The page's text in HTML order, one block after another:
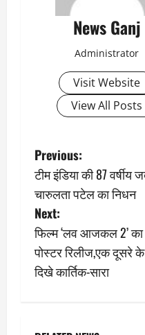
News Ganj
Administrator
Visit Website
View All Posts
P
o
s
t
n
Previous:
टीम इंडिया की 87 वर्षीय
चारुलता पटेल का निधन
Next:
फिल्म ‘लव आजकल 2’ का
पोस्टर रिलीज,एक दूसरे
दिखे कार्तिक-सारा